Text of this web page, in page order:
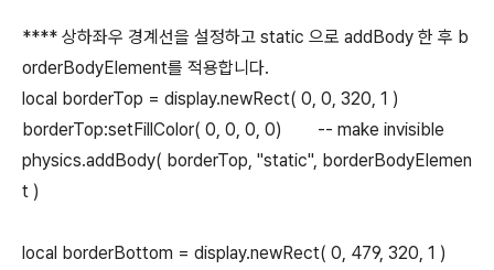
**** 상하좌우 경계선을 설정하고 static 으로 addBody 한 후 b
orderBodyElement를 적용합니다.
local borderTop = display.newRect( 0, 0, 320, 1 )
borderTop:setFillColor( 0, 0, 0, 0) -- make invisible
physics.addBody( borderTop, "static", borderBodyElemen
t )
local borderBottom = display.newRect( 0, 479, 320, 1 )